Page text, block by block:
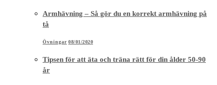
Armhävning – Så gör du en korrekt armhävning på
tå
Övningar 08/01/2020
Tipsen för att äta och träna rätt för din ålder 50-90
år